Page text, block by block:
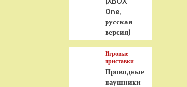
One,
русская
версия)
Игровые
приставки
Проводные
наушники